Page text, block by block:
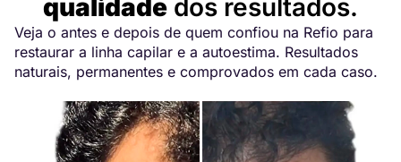
qualidade dos resultados.
Veja o antes e depois de quem confiou na Refio para
restaurar a linha capilar e a autoestima. Resultados
naturais, permanentes e comprovados em cada caso.